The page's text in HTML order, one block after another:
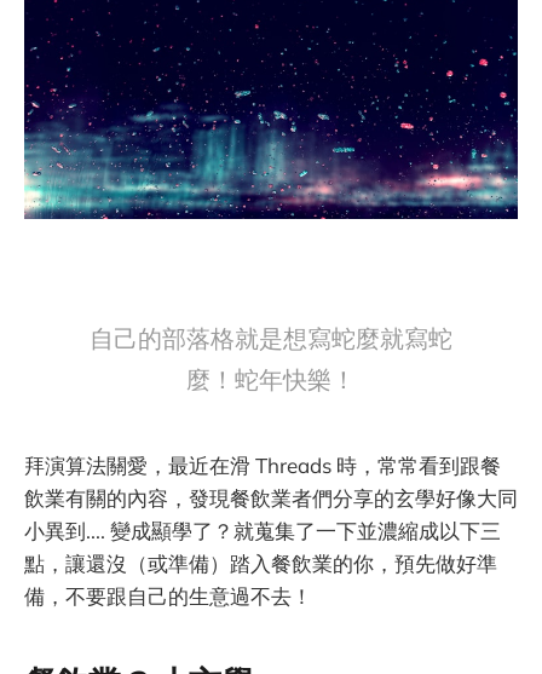
自己的部落格就是想寫蛇麼就寫蛇
麼！蛇年快樂！
拜演算法關愛，最近在滑 Threads 時，常常看到跟餐
飲業有關的內容，發現餐飲業者們分享的玄學好像大同
小異到.... 變成顯學了？就蒐集了一下並濃縮成以下三
點，讓還沒（或準備）踏入餐飲業的你，預先做好準
備，不要跟自己的生意過不去！